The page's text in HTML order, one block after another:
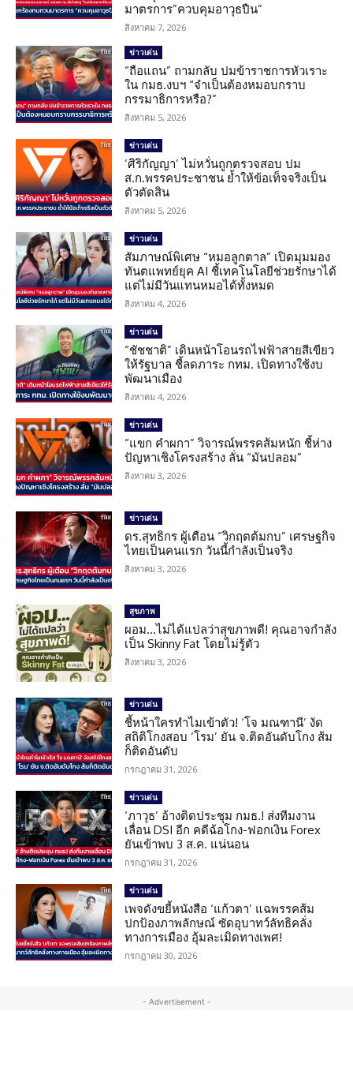
มาตรการ”ควบคุมอาวุธปืน”
สิงหาคม 7, 2026
ข่าวเด่น
“ถือแถน” ถามกลับ ปมข้าราชการหัวเราะ
ใน กมธ.งบฯ “จำเป็นต้องหมอบกราบ
กรรมาธิการหรือ?”
สิงหาคม 5, 2026
ข่าวเด่น
‘ศิริกัญญา’ ไม่หวั่นถูกตรวจสอบ ปม
ส.ก.พรรคประชาชน ย้ำให้ข้อเท็จจริงเป็น
ตัวตัดสิน
สิงหาคม 5, 2026
ข่าวเด่น
สัมภาษณ์พิเศษ “หมอลูกตาล” เปิดมุมมอง
ทันตแพทย์ยุค AI ชี้เทคโนโลยีช่วยรักษาได้
แต่ไม่มีวันแทนหมอได้ทั้งหมด
สิงหาคม 4, 2026
ข่าวเด่น
“ชัชชาติ” เดินหน้าโอนรถไฟฟ้าสายสีเขียว
ให้รัฐบาล ชี้ลดภาระ กทม. เปิดทางใช้งบ
พัฒนาเมือง
สิงหาคม 4, 2026
ข่าวเด่น
“แขก คำผกา” วิจารณ์พรรคส้มหนัก ชี้ห่าง
ปัญหาเชิงโครงสร้าง ลั่น “มันปลอม”
สิงหาคม 3, 2026
ข่าวเด่น
ดร.สุทธิกร ผู้เตือน “วิกฤตต้มกบ” เศรษฐกิจ
ไทยเป็นคนแรก วันนี้กำลังเป็นจริง
สิงหาคม 3, 2026
สุขภาพ
ผอม…ไม่ได้แปลว่าสุขภาพดี! คุณอาจกำลัง
เป็น Skinny Fat โดยไม่รู้ตัว
สิงหาคม 3, 2026
ข่าวเด่น
ชี้หน้าใครทำไมเข้าตัว! ‘โจ มณฑานี’ งัด
สถิติโกงสอบ ‘โรม’ ยัน จ.ติดอันดับโกง ส้ม
ก็ติดอันดับ
กรกฎาคม 31, 2026
ข่าวเด่น
‘ภาวุธ’ อ้างติดประชุม กมธ.! ส่งทีมงาน
เลื่อน DSI อีก คดีฉ้อโกง-ฟอกเงิน Forex
ยันเข้าพบ 3 ส.ค. แน่นอน
กรกฎาคม 31, 2026
ข่าวเด่น
เพจดังขยี้หนังสือ ‘แก้วตา’ แฉพรรคส้ม
ปกป้องภาพลักษณ์ ซัดอุบาทว์ลัทธิคลั่ง
ทางการเมือง อุ้มละเมิดทางเพศ!
กรกฎาคม 30, 2026
- Advertisement -